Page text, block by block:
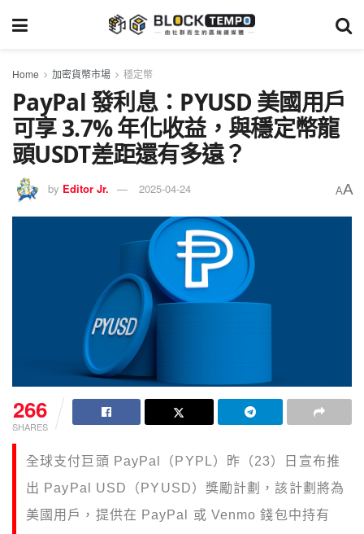
Home 加密貨幣市場 穩定幣
PayPal 發利息：PYUSD 美國用戶
可享 3.7% 年化收益，與穩定幣龍
頭USDT差距還有多遠？
by Editor Jr. 2025-04-24 AA
266
SHARES
全球支付巨頭 PayPal（PYPL）昨（23）日宣布推
出 PayPal USD（PYUSD）獎勵計劃，該計劃將為
美國用戶，提供在 PayPal 或 Venmo 錢包中持有